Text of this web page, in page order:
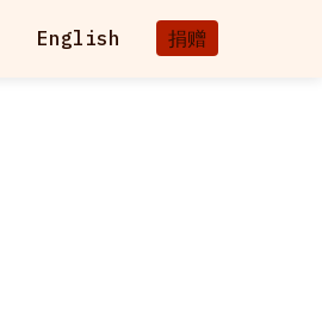
English 捐赠